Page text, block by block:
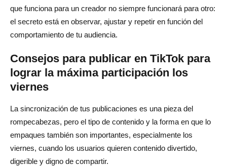
que funciona para un creador no siempre funcionará para otro:
el secreto está en observar, ajustar y repetir en función del
comportamiento de tu audiencia.
Consejos para publicar en TikTok para
lograr la máxima participación los
viernes
La sincronización de tus publicaciones es una pieza del
rompecabezas, pero el tipo de contenido y la forma en que lo
empaques también son importantes, especialmente los
viernes, cuando los usuarios quieren contenido divertido,
digerible y digno de compartir.